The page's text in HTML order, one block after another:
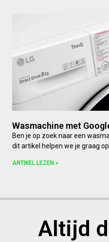
Wasmachine met
Ben je op zoek naar een
dit artikel helpen we je graag
ARTIKEL LEZEN »
Altijd